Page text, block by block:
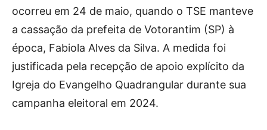
ocorreu em 24 de maio, quando o TSE manteve
a cassação da prefeita de Votorantim (SP) à
época, Fabiola Alves da Silva. A medida foi
justificada pela recepção de apoio explícito da
Igreja do Evangelho Quadrangular durante sua
campanha eleitoral em 2024.